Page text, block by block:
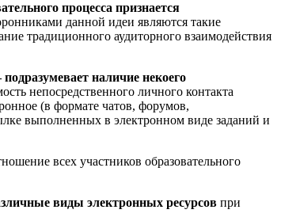
процесса признается
данной идеи являются такие
традиционного аудиторного взаимодействия
подразумевает наличие некоего
непосредственного личного контакта
(в формате чатов, форумов,
выполненных в электронном виде заданий и
всех участников образовательного
виды электронных ресурсов при